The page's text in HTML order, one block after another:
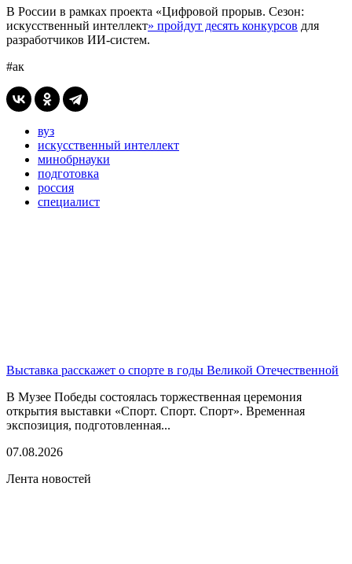
В России в рамках проекта «Цифровой прорыв. Сезон:
искусственный интеллект» пройдут десять конкурсов для
разработчиков ИИ-систем.
#ак
вуз
искусственный интеллект
минобрнауки
подготовка
россия
специалист
Выставка расскажет о спорте в годы Великой Отечественной
В Музее Победы состоялась торжественная церемония
открытия выставки «Спорт. Спорт. Спорт». Временная
экспозиция, подготовленная...
07.08.2026
Лента новостей